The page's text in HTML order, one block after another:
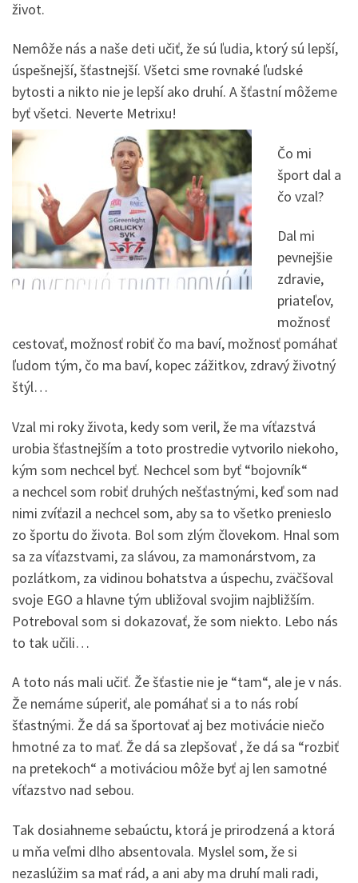
život.
Nemôže nás a naše deti učiť, že sú ľudia, ktorý sú lepší,
úspešnejší, šťastnejší. Všetci sme rovnaké ľudské
bytosti a nikto nie je lepší ako druhí. A šťastní môžeme
byť všetci. Neverte Metrixu!
Čo mi
šport dal a
čo vzal?
Dal mi
pevnejšie
zdravie,
priateľov,
možnosť
cestovať, možnosť robiť čo ma baví, možnosť pomáhať
ľudom tým, čo ma baví, kopec zážitkov, zdravý životný
štýl…
Vzal mi roky života, kedy som veril, že ma víťazstvá
urobia šťastnejším a toto prostredie vytvorilo niekoho,
kým som nechcel byť. Nechcel som byť “bojovník“
a nechcel som robiť druhých nešťastnými, keď som nad
nimi zvíťazil a nechcel som, aby sa to všetko prenieslo
zo športu do života. Bol som zlým človekom. Hnal som
sa za víťazstvami, za slávou, za mamonárstvom, za
pozlátkom, za vidinou bohatstva a úspechu, zväčšoval
svoje EGO a hlavne tým ubližoval svojim najbližším.
Potreboval som si dokazovať, že som niekto. Lebo nás
to tak učili…
A toto nás mali učiť. Že šťastie nie je “tam“, ale je v nás.
Že nemáme súperiť, ale pomáhať si a to nás robí
šťastnými. Že dá sa športovať aj bez motivácie niečo
hmotné za to mať. Že dá sa zlepšovať , že dá sa “rozbiť
na pretekoch“ a motiváciou môže byť aj len samotné
víťazstvo nad sebou.
Tak dosiahneme sebaúctu, ktorá je prirodzená a ktorá
u mňa veľmi dlho absentovala. Myslel som, že si
nezaslúžim sa mať rád, a ani aby ma druhí mali radi,